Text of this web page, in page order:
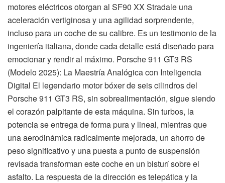
motores eléctricos otorgan al SF90 XX Stradale una
aceleración vertiginosa y una agilidad sorprendente,
incluso para un coche de su calibre. Es un testimonio de la
ingeniería italiana, donde cada detalle está diseñado para
emocionar y rendir al máximo. Porsche 911 GT3 RS
(Modelo 2025): La Maestría Analógica con Inteligencia
Digital El legendario motor bóxer de seis cilindros del
Porsche 911 GT3 RS, sin sobrealimentación, sigue siendo
el corazón palpitante de esta máquina. Sin turbos, la
potencia se entrega de forma pura y lineal, mientras que
una aerodinámica radicalmente mejorada, un ahorro de
peso significativo y una puesta a punto de suspensión
revisada transforman este coche en un bisturí sobre el
asfalto. La respuesta de la dirección es telepática y la